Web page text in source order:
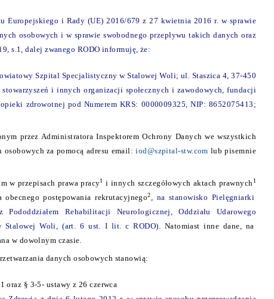
Europejskiego i Rady (UE) 2016/679 z 27 kwietnia 2016 r. w sprawie
osobowych i w sprawie swobodnego przepływu takich danych oraz
s.1, dalej zwanego RODO informuję, że:
Szpital Specjalistyczny w Stalowej Woli; ul. Staszica 4, 37-450
i innych organizacji społecznych i zawodowych, fundacji
zdrowotnej pod Numerem KRS: 0000009325, NIP: 8652075413;
przez Administratora Inspektorem Ochrony Danych we wszystkich
osobowych za pomocą adresu email:iod@szpital-stw.com lub pisemnie
w przepisach prawa pracy1 i innych szczegółowych aktach prawnych1
obecnego postępowania rekrutacyjnego2, na stanowisko Pielęgniarki
Pododdziałem Rehabilitacji Neurologicznej, Oddziału Udarowego
Stalowej Woli, (art. 6 ust. I lit. c RODO). Natomiast inne dane, na
w dowolnym czasie.
danych osobowych stanowią:
oraz § 3-5- ustawy z 26 czerwca